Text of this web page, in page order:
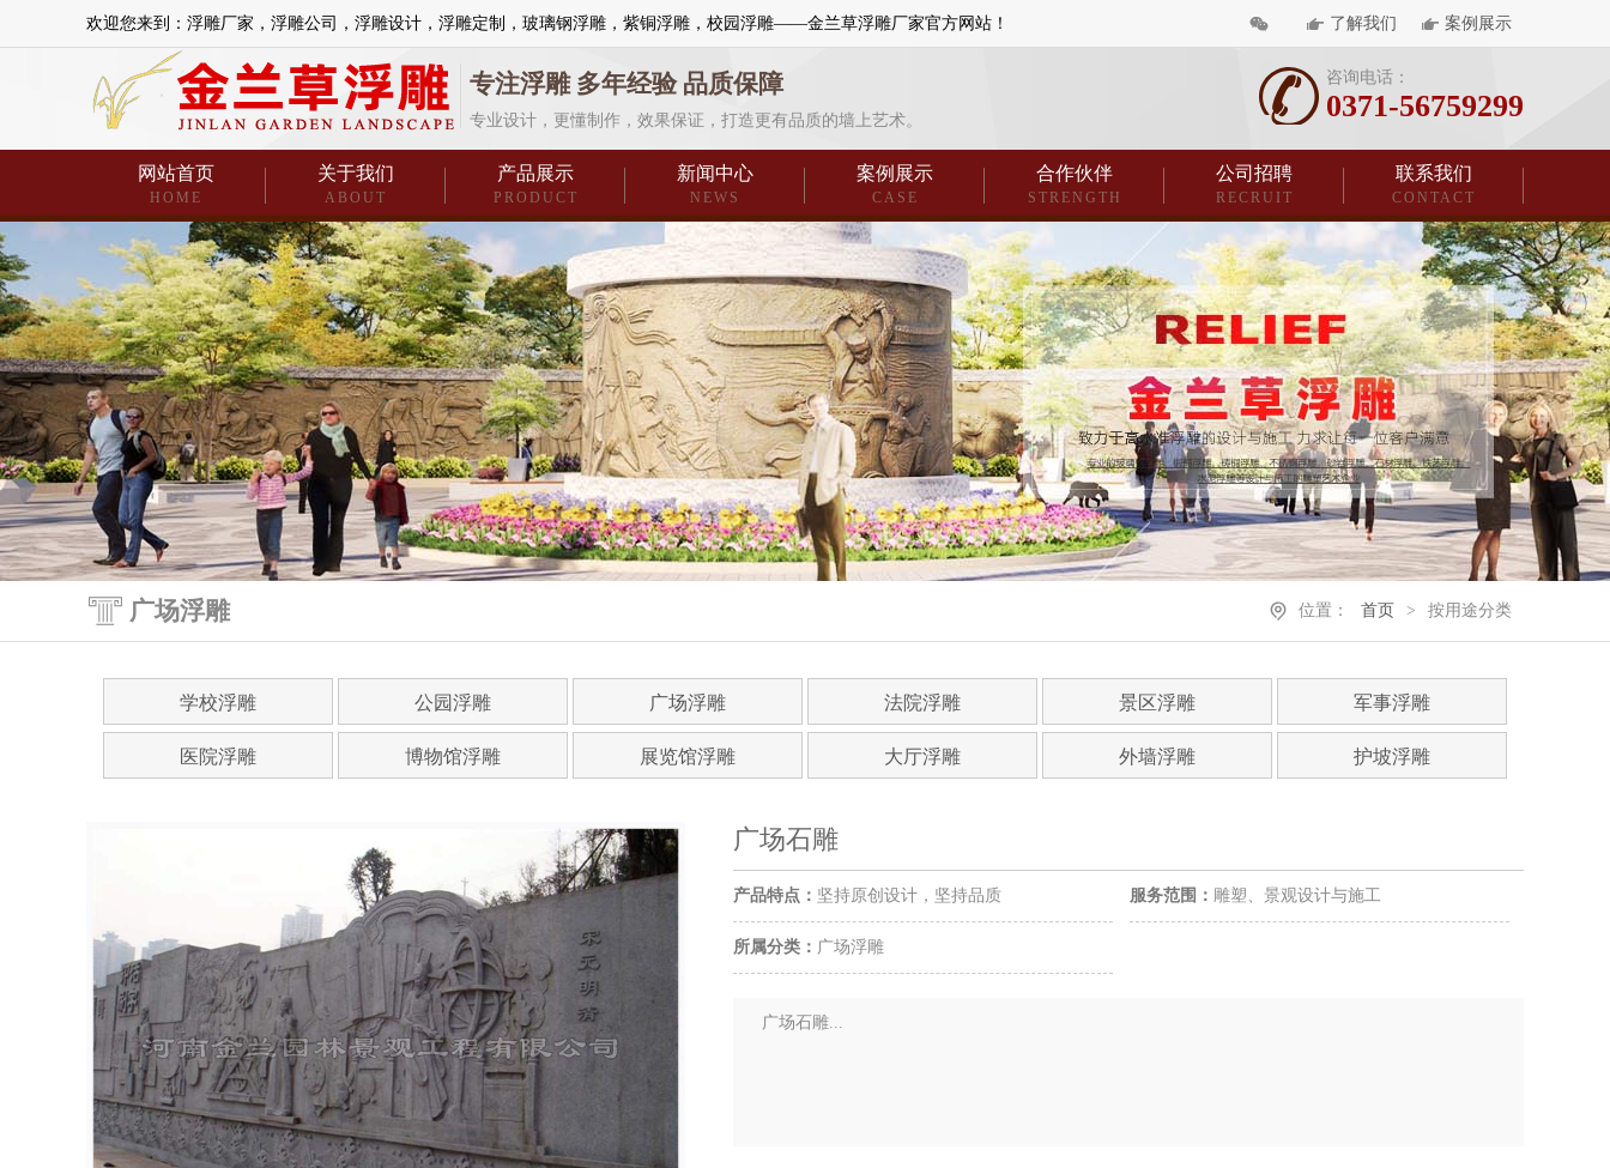
欢迎您来到：浮雕厂家，浮雕公司，浮雕设计，浮雕定制，玻璃钢浮雕，紫铜浮雕，校园浮雕——金兰草浮雕厂家官方网站！ 了解我们 案例展示
专注浮雕 多年经验 品质保障
专业设计，更懂制作，效果保证，打造更有品质的墙上艺术。
咨询电话：
0371-56759299
网站首页
HOME
关于我们
ABOUT
产品展示
PRODUCT
新闻中心
NEWS
案例展示
CASE
合作伙伴
STRENGTH
公司招聘
RECRUIT
联系我们
CONTACT
广场浮雕 位置： 首页 > 按用途分类
学校浮雕 公园浮雕 广场浮雕 法院浮雕 景区浮雕 军事浮雕
医院浮雕 博物馆浮雕 展览馆浮雕 大厅浮雕 外墙浮雕 护坡浮雕
广场石雕
产品特点： 坚持原创设计，坚持品质 服务范围： 雕塑、景观设计与施工
所属分类： 广场浮雕
广场石雕...